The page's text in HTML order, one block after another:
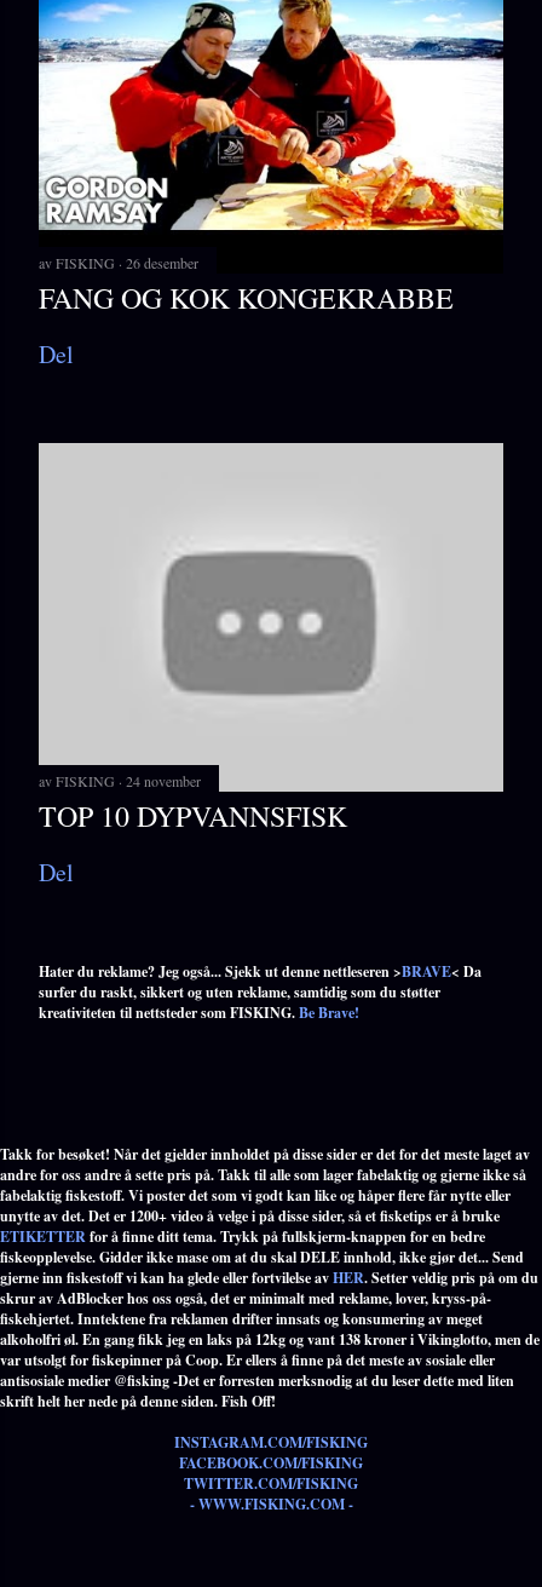
avFISKING 26 desember
FANG OG KOK KONGEKRABBE
Del
avFISKING 24 november
TOP 10 DYPVANNSFISK
Del
Hater du reklame? Jeg også... Sjekk ut denne nettleseren >BRAVE< Da
surfer du raskt, sikkert og uten reklame, samtidig som du støtter
kreativiteten til nettsteder som FISKING.Be Brave!
Takk for besøket! Når det gjelder innholdet på disse sider er det for det meste laget av
andre for oss andre å sette pris på. Takk til alle som lager fabelaktig og gjerne ikke så
fabelaktig fiskestoff. Vi poster det som vi godt kan like og håper flere får nytte eller
unytte av det. Det er 1200+ video å velge i på disse sider, så et fisketips er å bruke
ETIKETTERfor å finne ditt tema. Trykk på fullskjerm-knappen for en bedre
fiskeopplevelse. Gidder ikke mase om at du skal DELE innhold, ikke gjør det... Send
gjerne inn fiskestoff vi kan ha glede eller fortvilelse avHER. Setter veldig pris på om du
skrur av AdBlocker hos oss også, det er minimalt med reklame, lover, kryss-på-
fiskehjertet. Inntektene fra reklamen drifter innsats og konsumering av meget
alkoholfri øl. En gang fikk jeg en laks på 12kg og vant 138 kroner i Vikinglotto, men de
var utsolgt for fiskepinner på Coop. Er ellers å finne på det meste av sosiale eller
antisosiale medier @fisking -Det er forresten merksnodig at du leser dette med liten
skrift helt her nede på denne siden. Fish Off!
INSTAGRAM.COM/FISKING
FACEBOOK.COM/FISKING
TWITTER.COM/FISKING
- WWW.FISKING.COM -